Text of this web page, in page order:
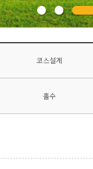
코스설계
홀수